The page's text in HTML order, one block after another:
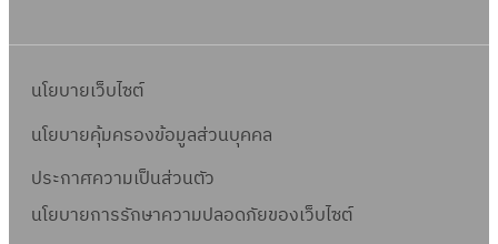
นโยบายเว็บไซต์
นโยบายคุ้มครองข้อมูลส่วนบุคคล
ประกาศความเป็นส่วนตัว
นโยบายการรักษาความปลอดภัยของเว็บไซต์